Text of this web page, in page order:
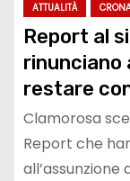
ATTUALITÀ
Report al
rinunciano
restare
squadra
Clamorosa
Report che